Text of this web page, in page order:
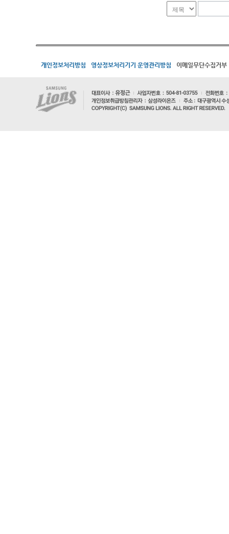
개인정보처리방침 영상정보처리기기 운영관리방침 이메일무단수집거부